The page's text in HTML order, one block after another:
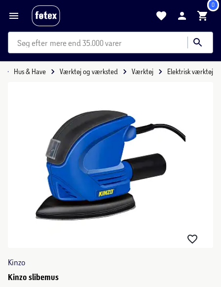
0
mere end 35.000 varer
Hus & Have Værktøj og værksted Værktøj Elektrisk værktøj
Kinzo
Kinzo slibemus